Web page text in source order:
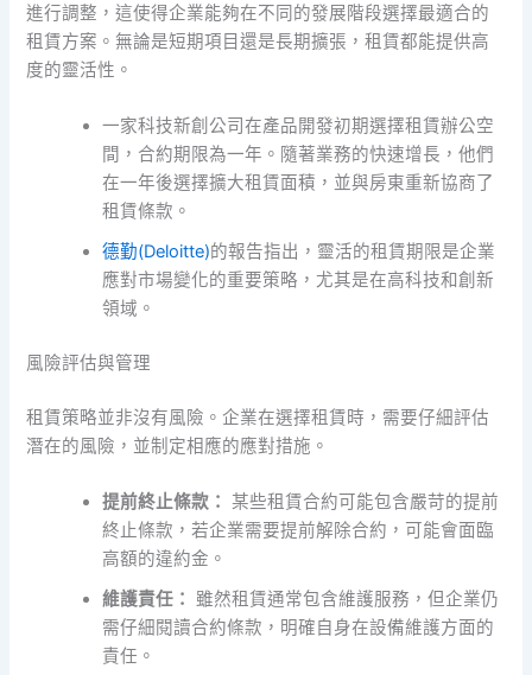
進行調整，這使得企業能夠在不同的發展階段選擇最適合的
租賃方案。無論是短期項目還是長期擴張，租賃都能提供高
度的靈活性。
一家科技新創公司在產品開發初期選擇租賃辦公空
間，合約期限為一年。隨著業務的快速增長，他們
在一年後選擇擴大租賃面積，並與房東重新協商了
租賃條款。
德勤(Deloitte)的報告指出，靈活的租賃期限是企業
應對市場變化的重要策略，尤其是在高科技和創新
領域。
風險評估與管理
租賃策略並非沒有風險。企業在選擇租賃時，需要仔細評估
潛在的風險，並制定相應的應對措施。
提前終止條款：
某些租賃合約可能包含嚴苛的提前
終止條款，若企業需要提前解除合約，可能會面臨
高額的違約金。
維護責任：
雖然租賃通常包含維護服務，但企業仍
需仔細閱讀合約條款，明確自身在設備維護方面的
責任。